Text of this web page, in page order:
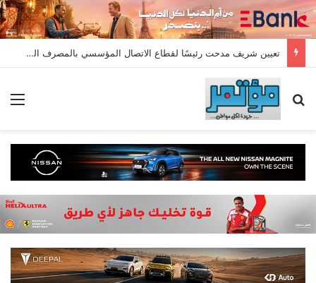
تعيين شريف مدحت رئيسًا لقطاع الاتصال المؤسسي بالمصرف المتحد بخبرة تمتد لأكثر من 18 عامًا
بحث عن